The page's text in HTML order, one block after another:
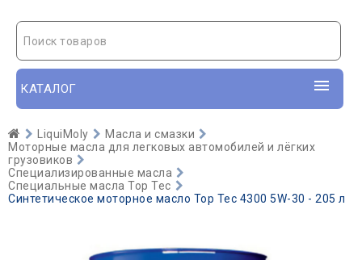
Поиск товаров
КАТАЛОГ
LiquiMoly
Масла и смазки
Моторные масла для легковых автомобилей и лёгких
грузовиков
Специализированные масла
Специальные масла Top Tec
Синтетическое моторное масло Top Tec 4300 5W-30 - 205 л